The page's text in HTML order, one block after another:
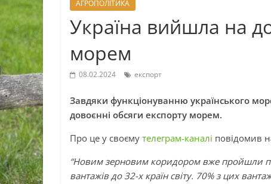
АГРОПОЛІТИКА
Україна вийшла на
морем
08.02.2024 експорт
Завдяки функціонуванню українського
довоєнні обсяги експорту морем.
Про це у своєму телеграм-каналі повідомив
“Новим зерновим коридором вже пройшли
вантажів до 32-х країн світу. 70% з цих